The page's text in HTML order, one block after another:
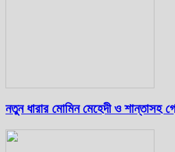
নতুন ধারার মোমিন মেহেদী ও শান্তাসহ